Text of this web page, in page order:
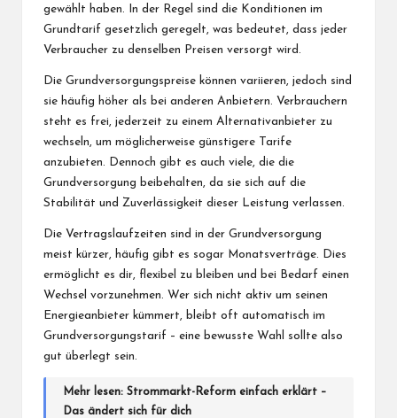
gewählt haben. In der Regel sind die Konditionen im
Grundtarif gesetzlich geregelt, was bedeutet, dass jeder
Verbraucher zu denselben Preisen versorgt wird.
Die Grundversorgungspreise können variieren, jedoch sind
sie häufig höher als bei anderen Anbietern. Verbrauchern
steht es frei, jederzeit zu einem Alternativanbieter zu
wechseln, um möglicherweise günstigere Tarife
anzubieten. Dennoch gibt es auch viele, die die
Grundversorgung beibehalten, da sie sich auf die
Stabilität und Zuverlässigkeit dieser Leistung verlassen.
Die Vertragslaufzeiten sind in der Grundversorgung
meist kürzer, häufig gibt es sogar Monatsverträge. Dies
ermöglicht es dir, flexibel zu bleiben und bei Bedarf einen
Wechsel vorzunehmen. Wer sich nicht aktiv um seinen
Energieanbieter kümmert, bleibt oft automatisch im
Grundversorgungstarif – eine bewusste Wahl sollte also
gut überlegt sein.
Mehr lesen:Strommarkt-Reform einfach erklärt –
Das ändert sich für dich